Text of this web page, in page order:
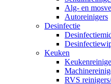
Alg- en
Autoreinigers
Desinfectie
Keuken
RVS